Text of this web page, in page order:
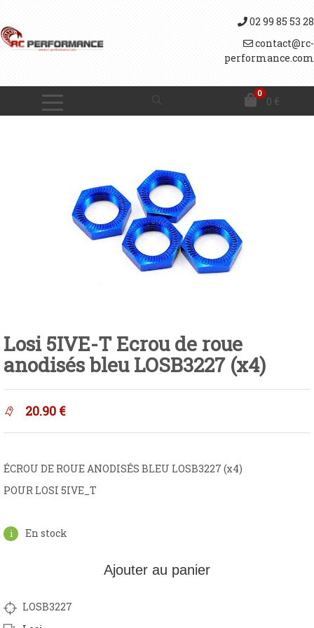
02 99 85 53 28
contact@rc-
performance.com
0
0 €
Losi 5IVE-T Ecrou de roue
anodisés bleu LOSB3227 (x4)
20.90 €
ÉCROU DE ROUE ANODISÉS BLEU LOSB3227 (x4)
POUR LOSI 5IVE_T
En stock
Ajouter au panier
LOSB3227